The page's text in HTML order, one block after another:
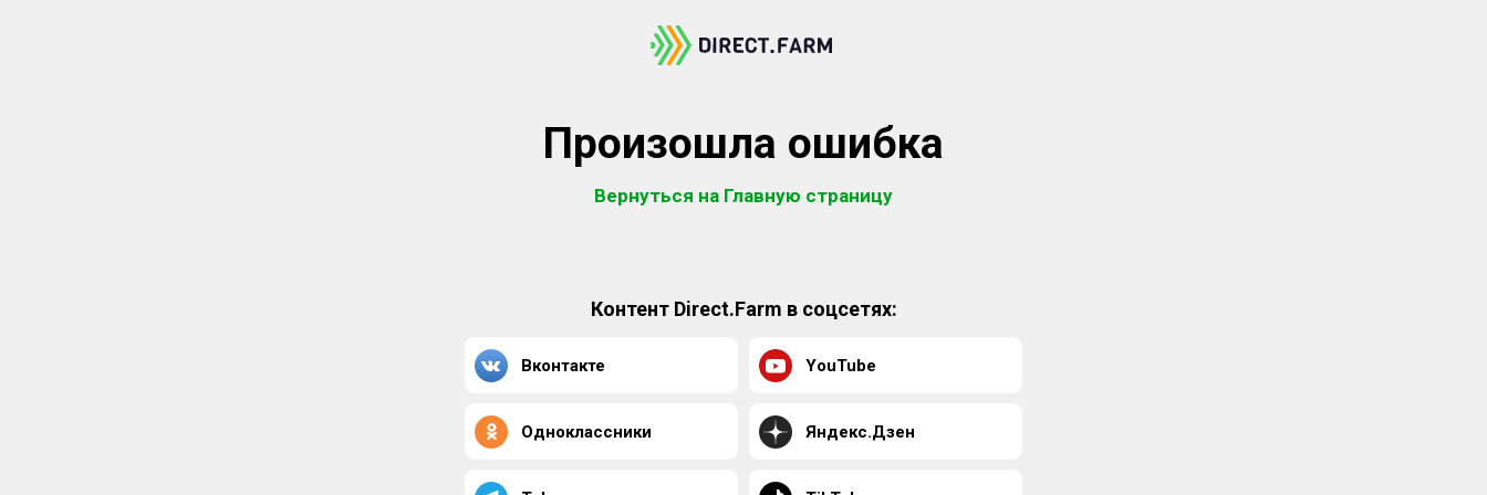
Произошла ошибка
Вернуться на Главную страницу
Контент Direct.Farm в соцсетях:
Вконтакте YouTube
Одноклассники Яндекс.Дзен